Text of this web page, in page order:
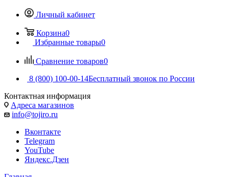
Личный кабинет
Корзина0
Избранные товары0
Сравнение товаров0
8 (800) 100-00-14Бесплатный звонок по России
Контактная информация
Адреса магазинов
info@tojiro.ru
Вконтакте
Telegram
YouTube
Яндекс.Дзен